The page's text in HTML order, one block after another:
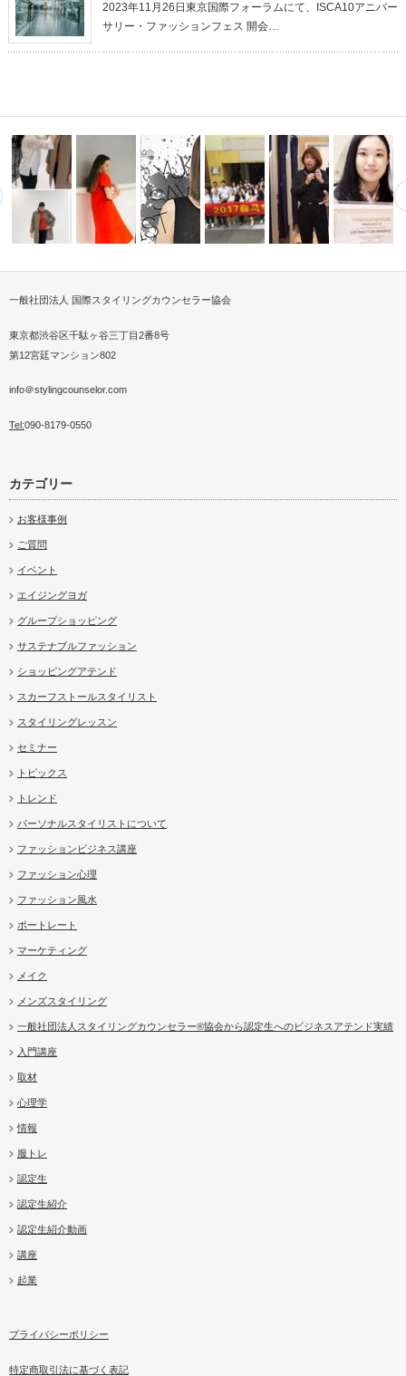
2023年11月26日東京国際フォーラムにて、ISCA10アニバー
サリー・ファッションフェス 開会…
ッシ…2018AWファッション撮影
2019SSファッション撮影
挨拶
一般社団法人 国際スタイリングカウンセラー協会
東京都渋谷区千駄ヶ谷三丁目2番8号
第12宮廷マンション802
info＠stylingcounselor.com
Tel:090-8179-0550
カテゴリー
お客様事例
ご質問
イベント
エイジングヨガ
グループショッピング
サステナブルファッション
ショッピングアテンド
スカーフストールスタイリスト
スタイリングレッスン
セミナー
トピックス
トレンド
パーソナルスタイリストについて
ファッションビジネス講座
ファッション心理
ファッション風水
ポートレート
マーケティング
メイク
メンズスタイリング
一般社団法人スタイリングカウンセラー®協会から認定生へのビジネスアテンド実績
入門講座
取材
心理学
情報
服トレ
認定生
認定生紹介
認定生紹介動画
講座
起業
プライバシーポリシー
特定商取引法に基づく表記